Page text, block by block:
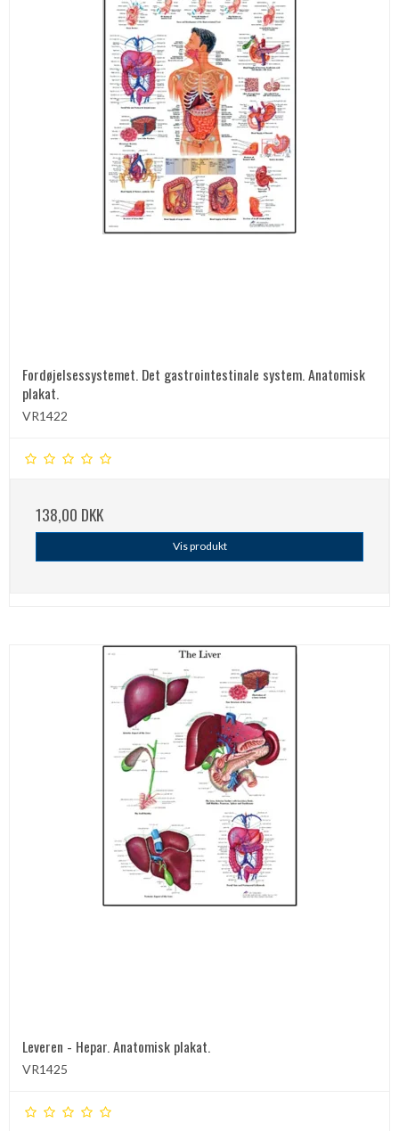
Fordøjelsessystemet. Det gastrointestinale system. Anatomisk
plakat.
VR1422
138,00 DKK
Vis produkt
Leveren - Hepar. Anatomisk plakat.
VR1425